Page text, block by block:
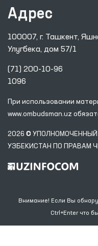
Адрес
100007, г. Ташкент,
Улугбека, дом 57/1
(71) 200-10-96
1096
При использовании
www.ombudsman.uz
2026 ©
УЗБЕКИСТАН ПО ПРАВАМ
Внимание! Если Вы
Ctrl+Enter что